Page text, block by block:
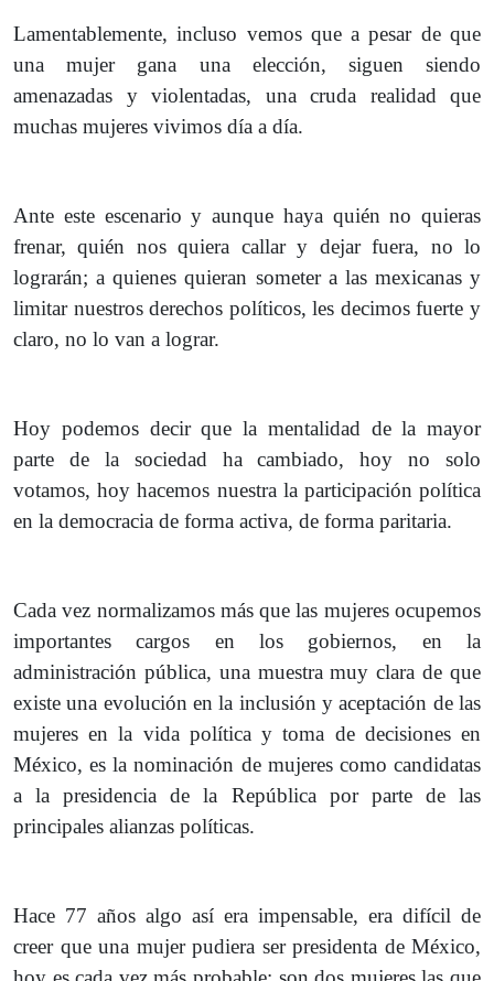
Lamentablemente, incluso vemos que a pesar de que
una mujer gana una elección, siguen siendo
amenazadas y violentadas, una cruda realidad que
muchas mujeres vivimos día a día.
Ante este escenario y aunque haya quién no quieras
frenar, quién nos quiera callar y dejar fuera, no lo
lograrán; a quienes quieran someter a las mexicanas y
limitar nuestros derechos políticos, les decimos fuerte y
claro, no lo van a lograr.
Hoy podemos decir que la mentalidad de la mayor
parte de la sociedad ha cambiado, hoy no solo
votamos, hoy hacemos nuestra la participación política
en la democracia de forma activa, de forma paritaria.
Cada vez normalizamos más que las mujeres ocupemos
importantes cargos en los gobiernos, en la
administración pública, una muestra muy clara de que
existe una evolución en la inclusión y aceptación de las
mujeres en la vida política y toma de decisiones en
México, es la nominación de mujeres como candidatas
a la presidencia de la República por parte de las
principales alianzas políticas.
Hace 77 años algo así era impensable, era difícil de
creer que una mujer pudiera ser presidenta de México,